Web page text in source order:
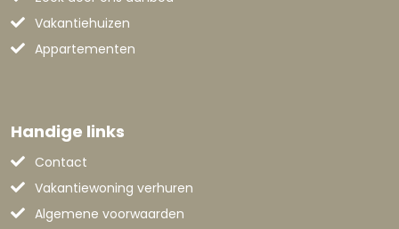
Vakantiehuizen
Appartementen
Handige links
Contact
Vakantiewoning verhuren
Algemene voorwaarden